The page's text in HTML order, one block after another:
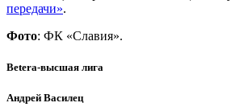
передачи».
Фото: ФК «Славия».
Betera-высшая лига
Андрей Василец